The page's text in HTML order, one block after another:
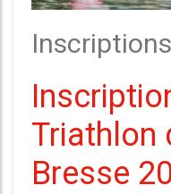
Triathlon
Bresse